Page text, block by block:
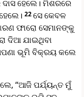
ହେଲେ। ମିଶରରେ
22ସେ କେବଳ
ଫାରୋ ସେମାନଙ୍କୁ
ଦିଆ ଯାଇଥିବା
ଭୂମି ବିକ୍ରୟ କଲେ
“ଆଜି ପର୍ଯ୍ୟନ୍ତ ମୁଁ